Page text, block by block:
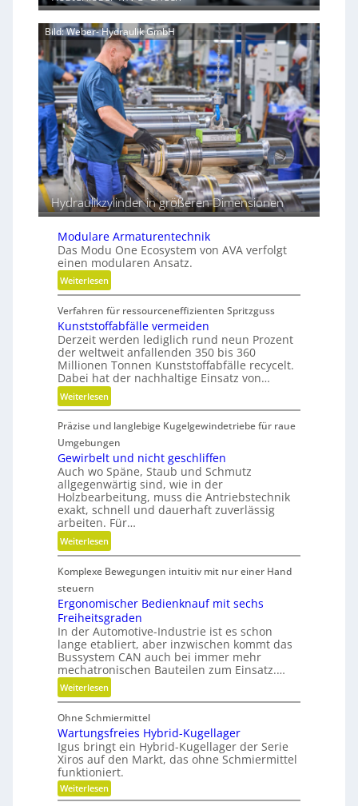
a
p
r
o
z
e
s
s
e
i
e
n
z
t
r
e
i
b
e
r
Bild: Weber- Hydraulik GmbH
Hydraulikzylinder in größeren Dimensionen
Modulare Armaturentechnik
Das Modu One Ecosystem von AVA verfolgt
einen modularen Ansatz.
Weiterlesen:
M
o
d
u
l
r
e
r
m
a
t
u
r
e
n
t
e
h
n
i
k
Verfahren für ressourceneffizienten Spritzguss
Kunststoffabfälle vermeiden
Derzeit werden lediglich rund neun Prozent
der weltweit anfallenden 350 bis 360
Millionen Tonnen Kunststoffabfälle recycelt.
Dabei hat der nachhaltige Einsatz von…
Weiterlesen:
K
u
n
s
t
s
t
o
f
f
b
ä
l
l
e
v
e
r
m
e
i
d
e
n
Präzise und langlebige Kugelgewindetriebe für raue
Umgebungen
Gewirbelt und nicht geschliffen
Auch wo Späne, Staub und Schmutz
allgegenwärtig sind, wie in der
Holzbearbeitung, muss die Antriebstechnik
exakt, schnell und dauerhaft zuverlässig
arbeiten. Für…
Weiterlesen:
G
e
i
r
b
e
l
t
u
d
n
i
c
h
t
Komplexe Bewegungen intuitiv mit nur einer Hand
steuern
Ergonomischer Bedienknauf mit sechs
Freiheitsgraden
In der Automotive-Industrie ist es schon
lange etabliert, aber inzwischen kommt das
Bussystem CAN auch bei immer mehr
mechatronischen Bauteilen zum Einsatz.…
Weiterlesen:
E
r
g
o
n
o
m
Ohne Schmiermittel
Wartungsfreies Hybrid-Kugellager
Igus bringt ein Hybrid-Kugellager der Serie
Xiros auf den Markt, das ohne Schmiermittel
funktioniert.
Weiterlesen:
W